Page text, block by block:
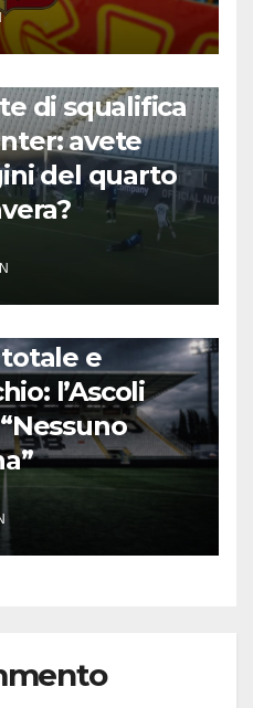
di squalifica
avete
del quarto
e
l’Ascoli